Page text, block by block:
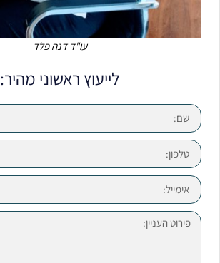
עו"ד דנה פלד
לייעוץ ראשוני מהיר: